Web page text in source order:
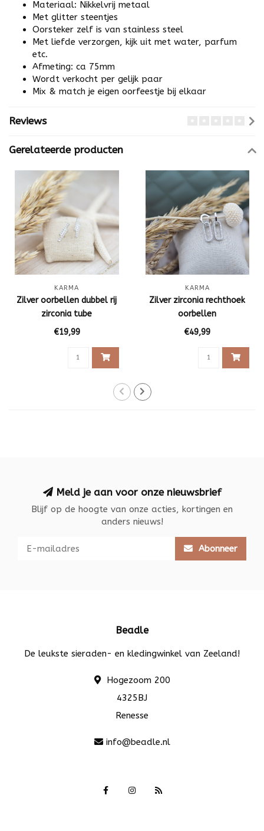
Materiaal: Nikkelvrij metaal
Met glitter steentjes
Oorsteker zelf is van stainless steel
Met liefde verzorgen, kijk uit met water, parfum
etc.
Afmeting: ca 75mm
Wordt verkocht per gelijk paar
Mix & match je eigen oorfeestje bij elkaar
Reviews
Gerelateerde producten
KARMA
Zilver oorbellen dubbel rij
zirconia tube
€19,99
KARMA
Zilver zirconia rechthoek
oorbellen
€49,99
Meld je aan voor onze nieuwsbrief
Blijf op de hoogte van onze acties, kortingen en
anders nieuws!
Abonneer
Beadle
De leukste sieraden- en kledingwinkel van Zeeland!
Hogezoom 200
4325BJ
Renesse
info@beadle.nl